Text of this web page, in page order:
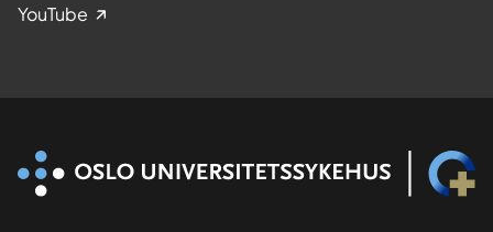
YouTube